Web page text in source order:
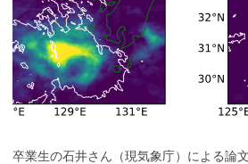
卒業生の石井さん（現気象庁）による論